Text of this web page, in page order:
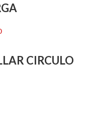
CIRCULO